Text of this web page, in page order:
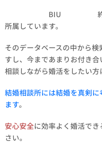
BIU 約66,000名
所属しています。
そのデータベースの中から
すし、今まであまりお付き
相談しながら婚活をしたい方
結婚相談所には結婚を真剣
ます。
安心安全に効率よく婚活で
さい。